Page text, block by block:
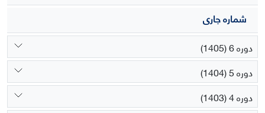
شماره جاری
دوره 6 (1405)
دوره 5 (1404)
دوره 4 (1403)